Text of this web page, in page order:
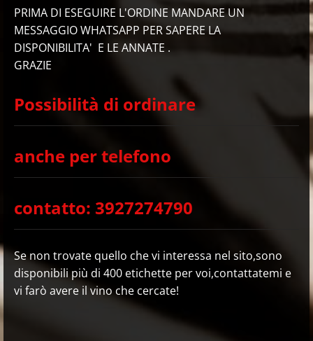
PRIMA DI ESEGUIRE L'ORDINE MANDARE UN
MESSAGGIO WHATSAPP PER SAPERE LA
DISPONIBILITA' E LE ANNATE .
GRAZIE
Possibilità di ordinare
anche per telefono
contatto: 3927274790
Se non trovate quello che vi interessa nel sito,sono
disponibili più di 400 etichette per voi,contattatemi e
vi farò avere il vino che cercate!